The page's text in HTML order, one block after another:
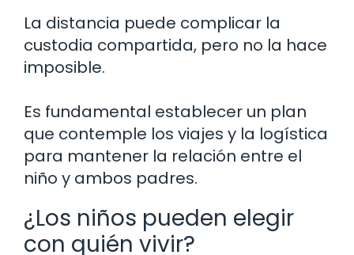
La distancia puede complicar la
custodia compartida, pero no la hace
imposible.
Es fundamental establecer un plan
que contemple los viajes y la logística
para mantener la relación entre el
niño y ambos padres.
¿Los niños pueden elegir
con quién vivir?